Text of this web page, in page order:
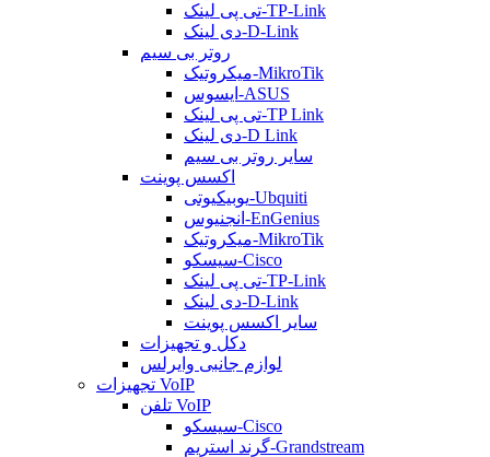
تی پی لینک-TP-Link
دی لینک-D-Link
روتر بی سیم
میکروتیک-MikroTik
ایسوس-ASUS
تی پی لینک-TP Link
دی لینک-D Link
سایر روتر بی سیم
اکسس پوینت
یوبیکیوتی-Ubquiti
انجنیوس-EnGenius
میکروتیک-MikroTik
سیسکو-Cisco
تی پی لینک-TP-Link
دی لینک-D-Link
سایر اکسس پوینت
دکل و تجهیزات
لوازم جانبی وایرلس
تجهیزات VoIP
تلفن VoIP
سیسکو-Cisco
گرند استریم-Grandstream